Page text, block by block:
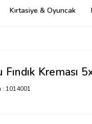
Kırtasiye & Oyuncak
Kreması
: 1014001